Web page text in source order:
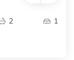
2 1